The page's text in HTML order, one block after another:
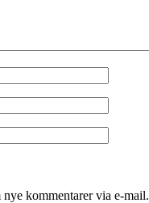
kommentarer via e-mail.